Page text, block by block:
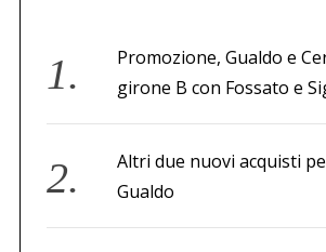
Promozione, Gualdo e
girone B con Fossato e
Altri due nuovi acquisti
Gualdo